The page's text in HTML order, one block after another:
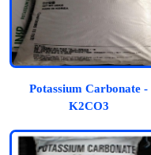
Potassium Carbonate -
K2CO3